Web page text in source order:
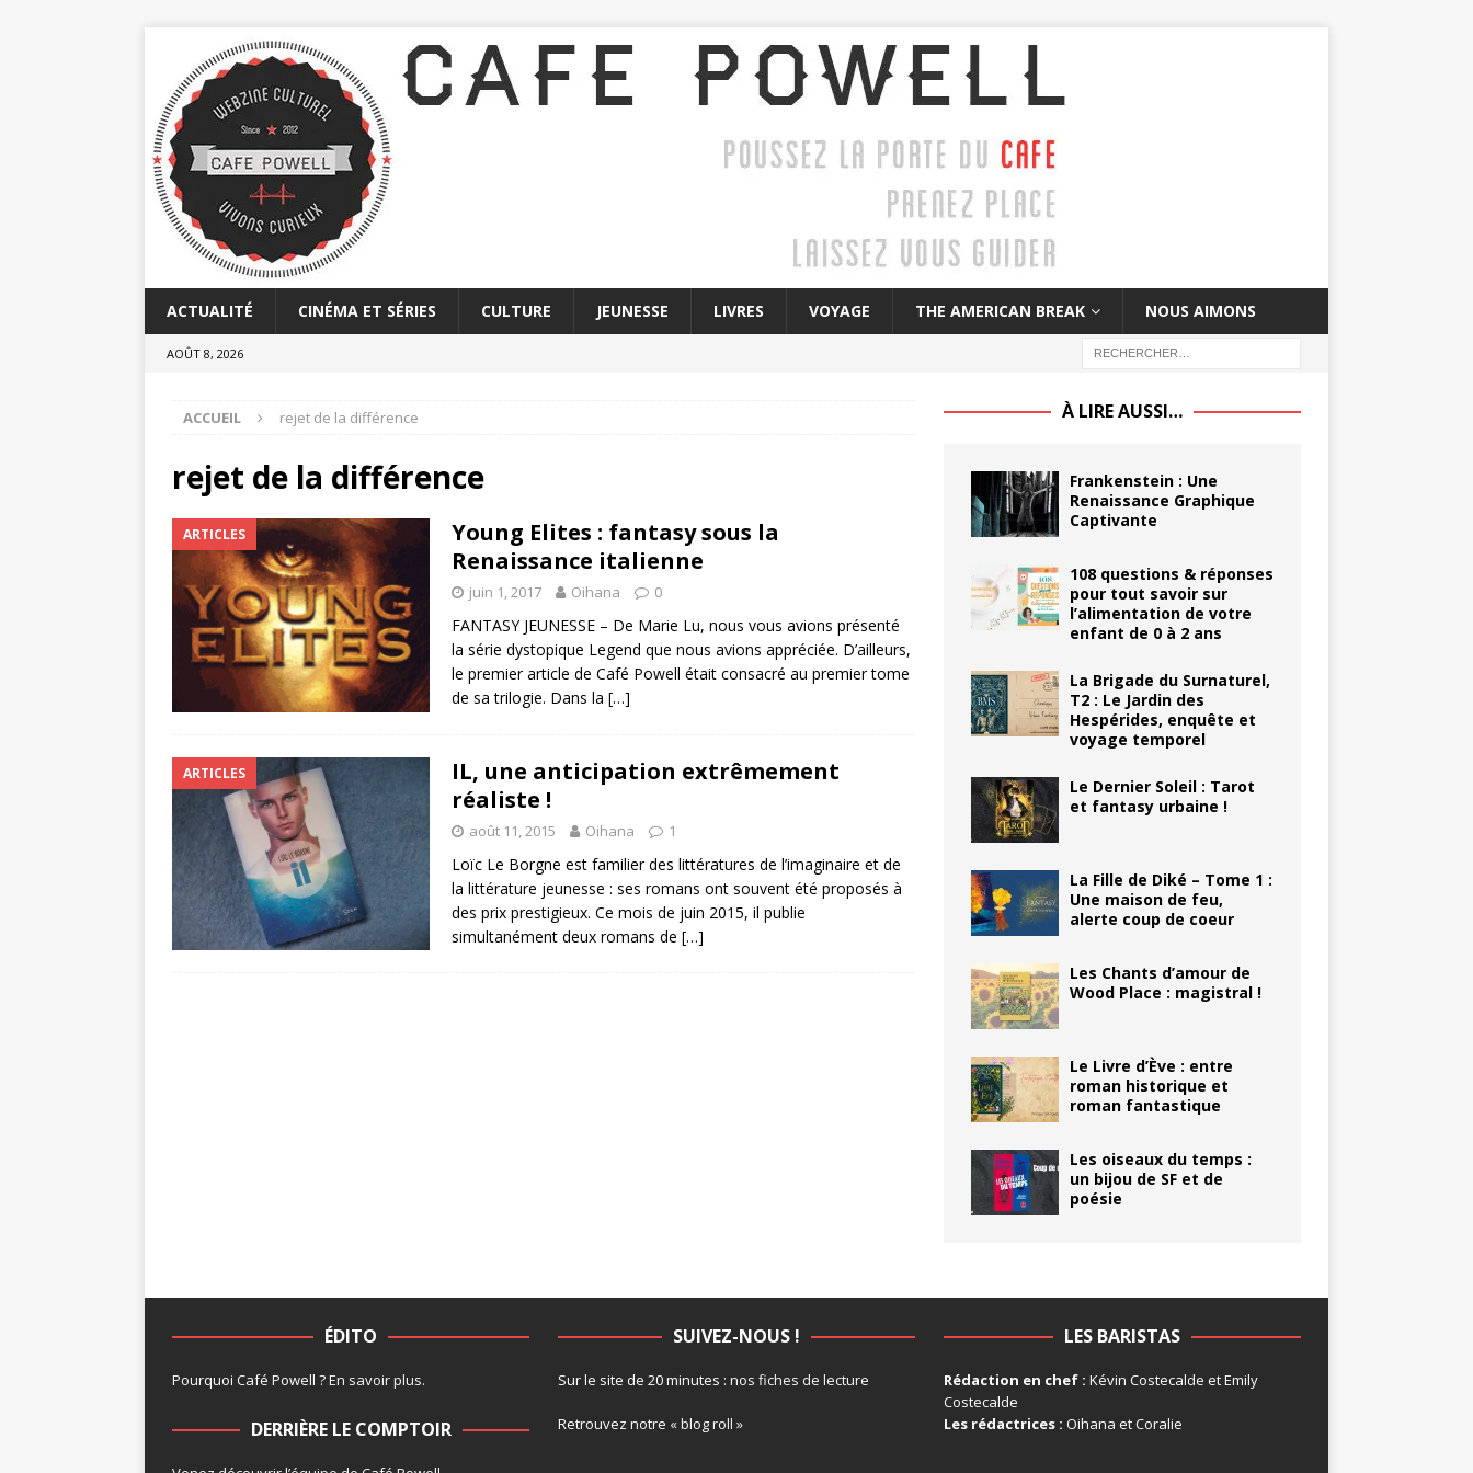
ACTUALITÉ CINÉMA ET SÉRIES CULTURE JEUNESSE LIVRES VOYAGE THE AMERICAN BREAK NOUS AIMONS
AOÛT 8, 2026
ACCUEIL rejet de la différence
rejet de la différence
ARTICLES
Young Elites : fantasy sous la
Renaissance italienne
juin 1, 2017 Oihana 0
FANTASY JEUNESSE – De Marie Lu, nous vous avions présenté
la série dystopique Legend que nous avions appréciée. D’ailleurs,
le premier article de Café Powell était consacré au premier tome
de sa trilogie. Dans la […]
ARTICLES
IL, une anticipation extrêmement
réaliste !
août 11, 2015 Oihana 1
Loïc Le Borgne est familier des littératures de l’imaginaire et de
la littérature jeunesse : ses romans ont souvent été proposés à
des prix prestigieux. Ce mois de juin 2015, il publie
simultanément deux romans de […]
À LIRE AUSSI…
Frankenstein : Une
Renaissance Graphique
Captivante
108 questions & réponses
pour tout savoir sur
l’alimentation de votre
enfant de 0 à 2 ans
La Brigade du Surnaturel,
T2 : Le Jardin des
Hespérides, enquête et
voyage temporel
Le Dernier Soleil : Tarot
et fantasy urbaine !
La Fille de Diké – Tome 1 :
Une maison de feu,
alerte coup de coeur
Les Chants d’amour de
Wood Place : magistral !
Le Livre d’Ève : entre
roman historique et
roman fantastique
Les oiseaux du temps :
un bijou de SF et de
poésie
ÉDITO
Pourquoi Café Powell ?En savoir plus.
DERRIÈRE LE COMPTOIR
SUIVEZ-NOUS !
Sur le site de 20 minutes : nos fiches de lecture
Retrouvez notre « blog roll »
LES BARISTAS
Rédaction en chef : Kévin Costecalde et Emily
Costecalde
Les rédactrices : Oihana et Coralie